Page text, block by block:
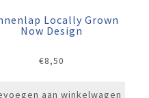
Locally Grown
Now Design
€8,50
aan winkelwagen